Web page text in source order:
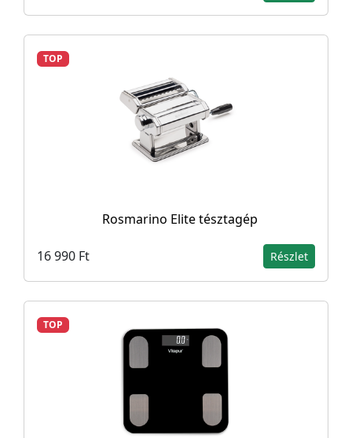
TOP
Rosmarino Elite tésztagép
16 990 Ft Részlet
TOP